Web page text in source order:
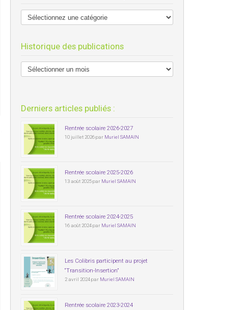
Historique des publications
Derniers articles publiés :
Rentrée scolaire 2026-2027
10 juillet 2026 par Muriel SAMAIN
Rentrée scolaire 2025-2026
13 août 2025 par Muriel SAMAIN
Rentrée scolaire 2024-2025
16 août 2024 par Muriel SAMAIN
Les Colibris participent au projet
“Transition-Insertion”
2 avril 2024 par Muriel SAMAIN
Rentrée scolaire 2023-2024